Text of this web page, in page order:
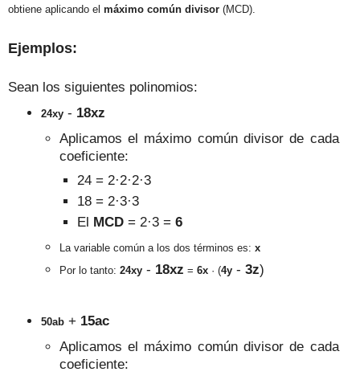
obtiene aplicando el máximo común divisor (MCD).
Ejemplos:
Sean los siguientes polinomios:
24xy - 18xz
Aplicamos el máximo común divisor de cada
coeficiente:
24 = 2·2·2·3
18 = 2·3·3
El
MCD = 2·3 = 6
La variable común a los dos términos es: x
Por lo tanto: 24xy - 18xz = 6x· (4y - 3z)
50ab + 15ac
Aplicamos el máximo común divisor de cada
coeficiente: